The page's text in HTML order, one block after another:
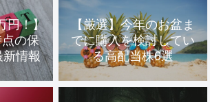
円！】
の保
情報
【厳選】今年のお盆ま
でに購入を検討してい
る高配当株6選